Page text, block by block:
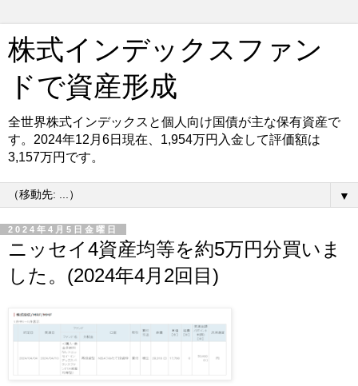
株式インデックスファン
ドで資産形成
全世界株式インデックスと個人向け国債が主な保有資産で
す。2024年12月6日現在、1,954万円入金して評価額は
3,157万円です。
▼
2024年4月5日金曜日
ニッセイ4資産均等を約5万円分買いま
した。(2024年4月2回目)